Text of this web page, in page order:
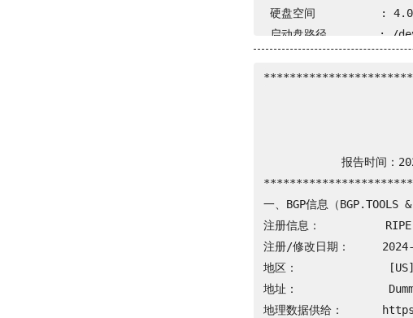
硬盘空间          :
启动盘路径        : /
负载              :
系统              :
架构              :
内核              :
TCP加速方式       :
虚拟化架构        : KVM
NAT类型           :
IPV4 ASN          :
IPV4 位置         : Los
----------------------
-> CPU 测试中 (Fast
1 线程测试(单核)得分:
报告时间：
一、BGP信息（BGP.TOOLS &
注册信息：          RIPE,
注册/修改日期：
地区：
地址：              Dummy
地理数据供给：